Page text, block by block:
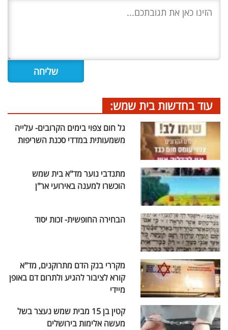
עוד בחדשות בית שמש:
גל חום צפוי בימים הקרובים- עלייה
משמעותית במדדי סכנת השריפות
מתנדבי נוער מד"א בית שמש
הוכשרו למענה באירועי אר"ן
הבחירה החופשית- זכות יסוד
מקררי בנק הדם מתרוקנים, מד"א
קורא לציבור להגיע ולתרום דם באופן
מיידי
קטין בן 15 מבית שמש נעצר בשל
מעשה אלימות בירושלים